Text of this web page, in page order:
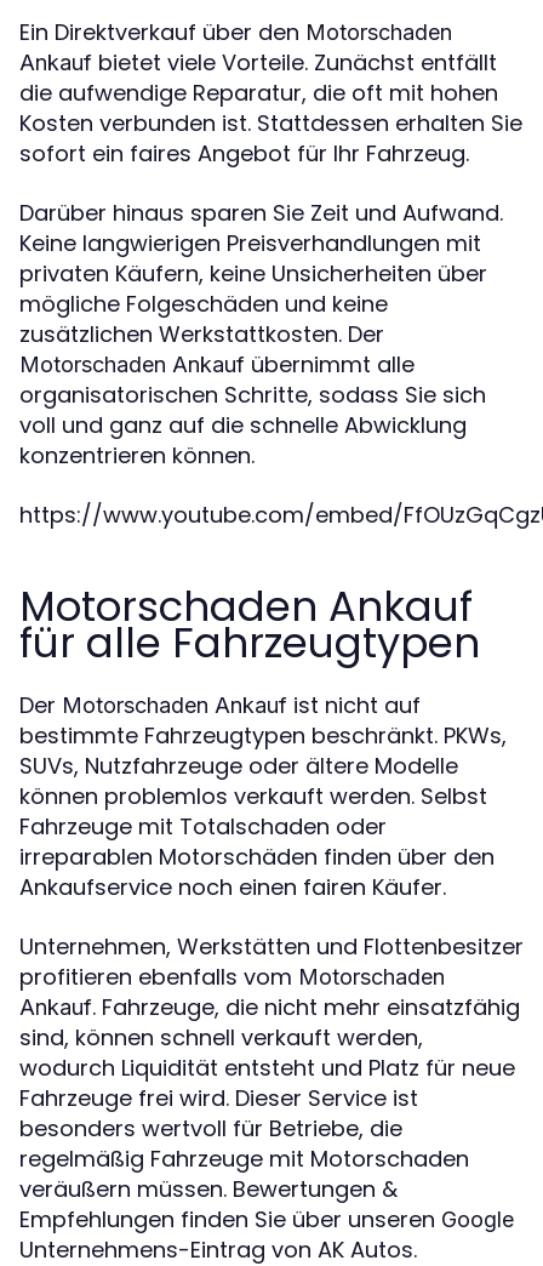
Ein Direktverkauf über den Motorschaden
Ankauf bietet viele Vorteile. Zunächst entfällt
die aufwendige Reparatur, die oft mit hohen
Kosten verbunden ist. Stattdessen erhalten Sie
sofort ein faires Angebot für Ihr Fahrzeug.
Darüber hinaus sparen Sie Zeit und Aufwand.
Keine langwierigen Preisverhandlungen mit
privaten Käufern, keine Unsicherheiten über
mögliche Folgeschäden und keine
zusätzlichen Werkstattkosten. Der
Motorschaden Ankauf übernimmt alle
organisatorischen Schritte, sodass Sie sich
voll und ganz auf die schnelle Abwicklung
konzentrieren können.
https://www.youtube.com/embed/
Motorschaden Ankauf
für alle Fahrzeugtypen
Der Motorschaden Ankauf ist nicht auf
bestimmte Fahrzeugtypen beschränkt. PKWs,
SUVs, Nutzfahrzeuge oder ältere Modelle
können problemlos verkauft werden. Selbst
Fahrzeuge mit Totalschaden oder
irreparablen Motorschäden finden über den
Ankaufservice noch einen fairen Käufer.
Unternehmen, Werkstätten und Flottenbesitzer
profitieren ebenfalls vom Motorschaden
Ankauf. Fahrzeuge, die nicht mehr einsatzfähig
sind, können schnell verkauft werden,
wodurch Liquidität entsteht und Platz für neue
Fahrzeuge frei wird. Dieser Service ist
besonders wertvoll für Betriebe, die
regelmäßig Fahrzeuge mit Motorschaden
veräußern müssen. Bewertungen &
Empfehlungen finden Sie über unseren Google
Unternehmens-Eintrag von AK Autos.